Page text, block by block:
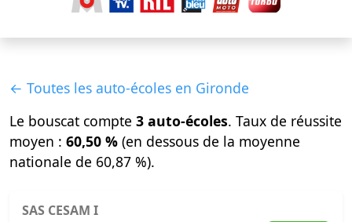
← Toutes les auto-écoles en Gironde
Le bouscat compte 3 auto-écoles. Taux de réussite
moyen : 60,50 % (en dessous de la moyenne
nationale de 60,87 %).
SAS CESAM I